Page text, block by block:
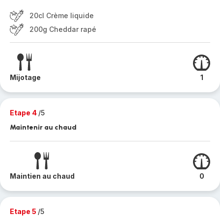
20cl Crème liquide
200g Cheddar rapé
Mijotage 1
Etape 4 /5
Maintenir au chaud
Maintien au chaud 0
Etape 5 /5